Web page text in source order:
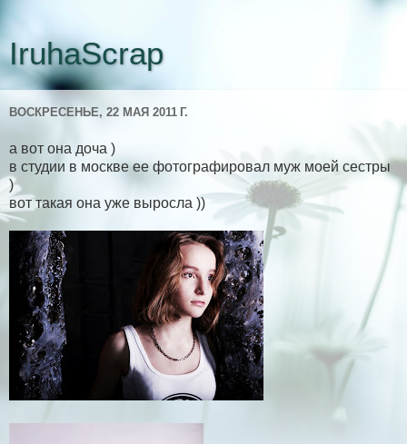
IruhaScrap
ВОСКРЕСЕНЬЕ, 22 МАЯ 2011 Г.
а вот она доча )
в студии в москве ее фотографировал муж моей сестры
)
вот такая она уже выросла ))